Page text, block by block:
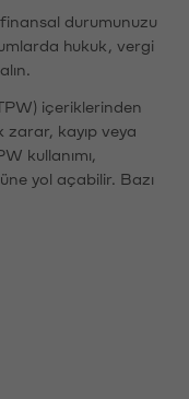
durumunuzu
hukuk, vergi
içeriklerinden
zarar, kayıp veya
kullanımı,
yol açabilir. Bazı